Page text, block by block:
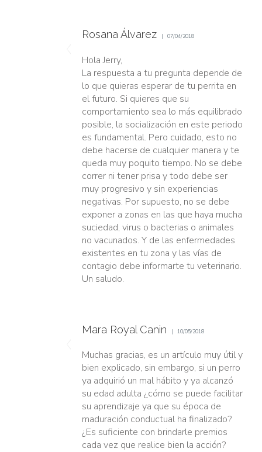
Rosana Álvarez 07/04/2018
Hola Jerry,
La respuesta a tu pregunta depende de
lo que quieras esperar de tu perrita en
el futuro. Si quieres que su
comportamiento sea lo más equilibrado
posible, la socialización en este periodo
es fundamental. Pero cuidado, esto no
debe hacerse de cualquier manera y te
queda muy poquito tiempo. No se debe
correr ni tener prisa y todo debe ser
muy progresivo y sin experiencias
negativas. Por supuesto, no se debe
exponer a zonas en las que haya mucha
suciedad, virus o bacterias o animales
no vacunados. Y de las enfermedades
existentes en tu zona y las vías de
contagio debe informarte tu veterinario.
Un saludo.
Mara Royal Canin 10/05/2018
Muchas gracias, es un artículo muy útil y
bien explicado, sin embargo, si un perro
ya adquirió un mal hábito y ya alcanzó
su edad adulta ¿cómo se puede facilitar
su aprendizaje ya que su época de
maduración conductual ha finalizado?
¿Es suficiente con brindarle premios
cada vez que realice bien la acción?